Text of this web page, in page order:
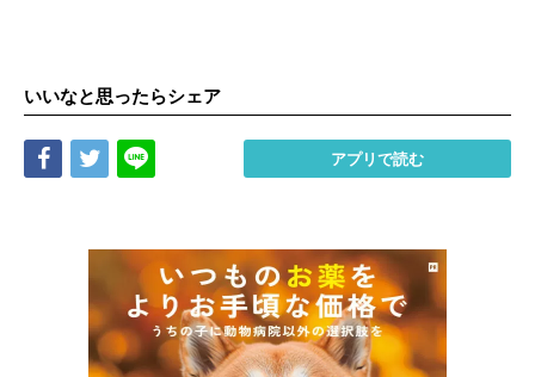
いいなと思ったらシェア
Share Tweet アプリで読む